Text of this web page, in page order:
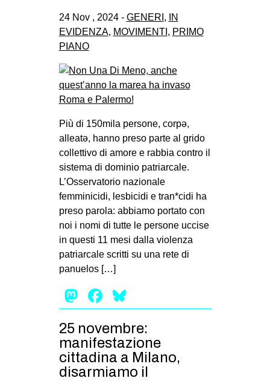
24 Nov , 2024 - GENERI ,
IN
EVIDENZA, MOVIMENTI , PRIMO
PIANO
Più di 150mila persone, corpə,
alleatə, hanno preso parte al grido
collettivo di amore e rabbia contro il
sistema di dominio patriarcale.
L’Osservatorio nazionale
femminicidi, lesbicidi e tran*cidi ha
preso parola: abbiamo portato con
noi i nomi di tutte le persone uccise
in questi 11 mesi dalla violenza
patriarcale scritti su una rete di
panuelos […]
Mastodon
Facebook
25 novembre:
manifestazione
cittadina a Milano,
disarmiamo il